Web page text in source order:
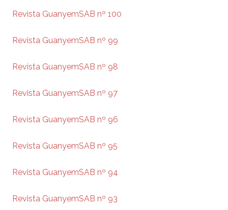
Revista GuanyemSAB nº 100
Revista GuanyemSAB nº 99
Revista GuanyemSAB nº 98
Revista GuanyemSAB nº 97
Revista GuanyemSAB nº 96
Revista GuanyemSAB nº 95
Revista GuanyemSAB nº 94
Revista GuanyemSAB nº 93